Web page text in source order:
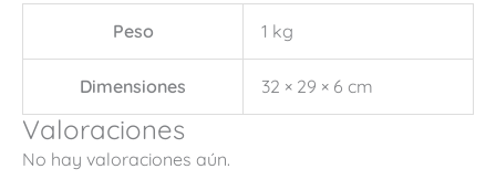
Peso
1 kg
Dimensiones 32 × 29 × 6 cm
Valoraciones
No hay valoraciones aún.